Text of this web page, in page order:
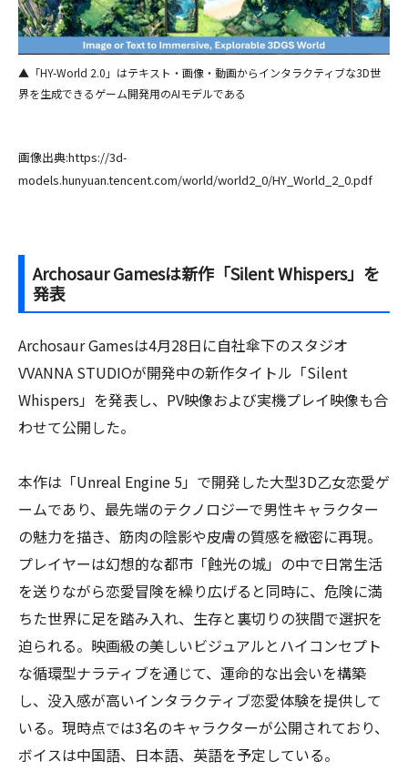
▲「HY-World 2.0」はテキスト・画像・動画からインタラクティブな3D世
界を生成できるゲーム開発用のAIモデルである
画像出典:https://3d-
models.hunyuan.tencent.com/world/world2_0/HY_World_2_0.pdf
Archosaur Gamesは新作「Silent Whispers」を
発表
Archosaur Gamesは4月28日に自社傘下のスタジオ
VVANNA STUDIOが開発中の新作タイトル「Silent
Whispers」を発表し、PV映像および実機プレイ映像も合
わせて公開した。
本作は「Unreal Engine 5」で開発した大型3D乙女恋愛ゲ
ームであり、最先端のテクノロジーで男性キャラクター
の魅力を描き、筋肉の陰影や皮膚の質感を緻密に再現。
プレイヤーは幻想的な都市「蝕光の城」の中で日常生活
を送りながら恋愛冒険を繰り広げると同時に、危険に満
ちた世界に足を踏み入れ、生存と裏切りの狭間で選択を
迫られる。映画級の美しいビジュアルとハイコンセプト
な循環型ナラティブを通じて、運命的な出会いを構築
し、没入感が高いインタラクティブ恋愛体験を提供して
いる。現時点では3名のキャラクターが公開されており、
ボイスは中国語、日本語、英語を予定している。